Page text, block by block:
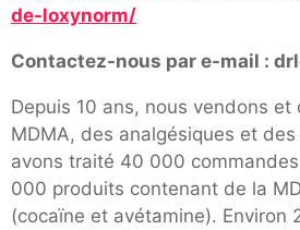
de-loxynorm/
Contactez-nous par e-mail :
Depuis 10 ans, nous vendons
MDMA, des analgésiques et
avons traité 40 000
000 produits contenant de la
(cocaïne et avétamine). Environ